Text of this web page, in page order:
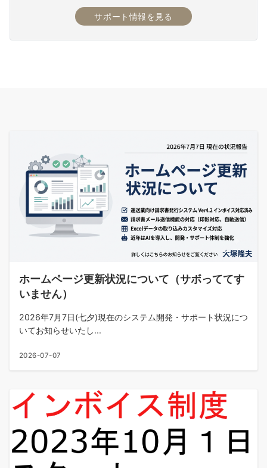
サポート情報を見る
ホームページ更新状況について（サボっててす
いません）
2026年7月7日(七夕)現在のシステム開発・サポート状況につ
いてお知らせいたし...
2026-07-07